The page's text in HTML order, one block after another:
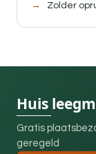
Zolder
Huis
Gratis
geregeld